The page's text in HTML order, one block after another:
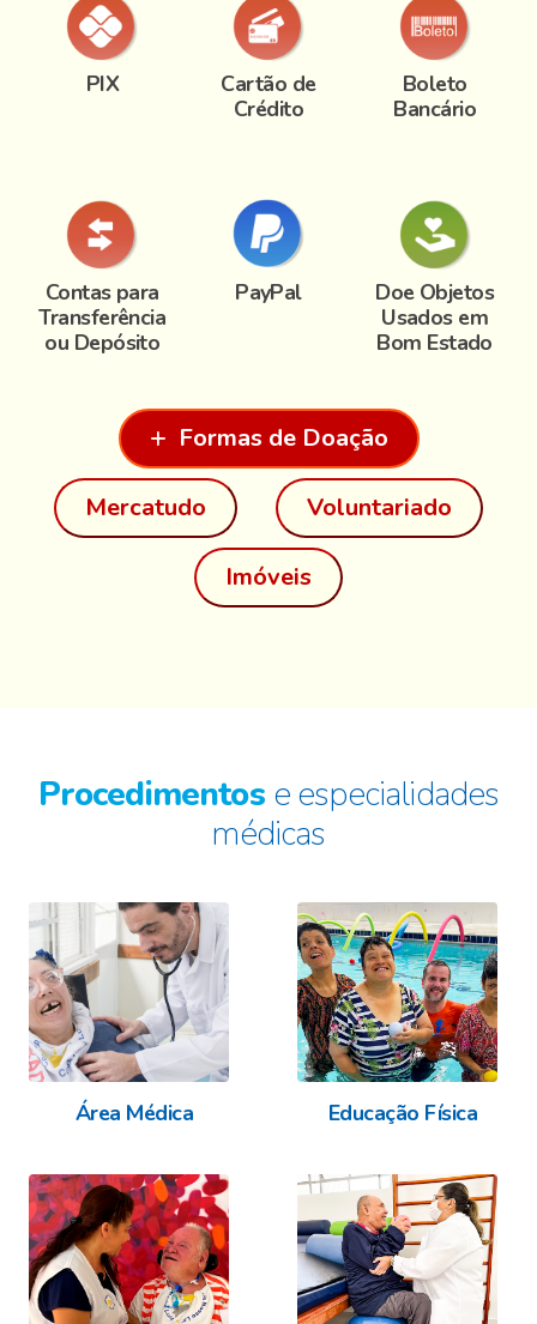
PIX
Cartão de
Crédito
Boleto
Bancário
Contas para
Transferência
ou Depósito
PayPal
Doe Objetos
Usados em
Bom Estado
Formas de Doação
Mercatudo Voluntariado
Imóveis
Procedimentos e especialidades
médicas
Área Médica Educação Física